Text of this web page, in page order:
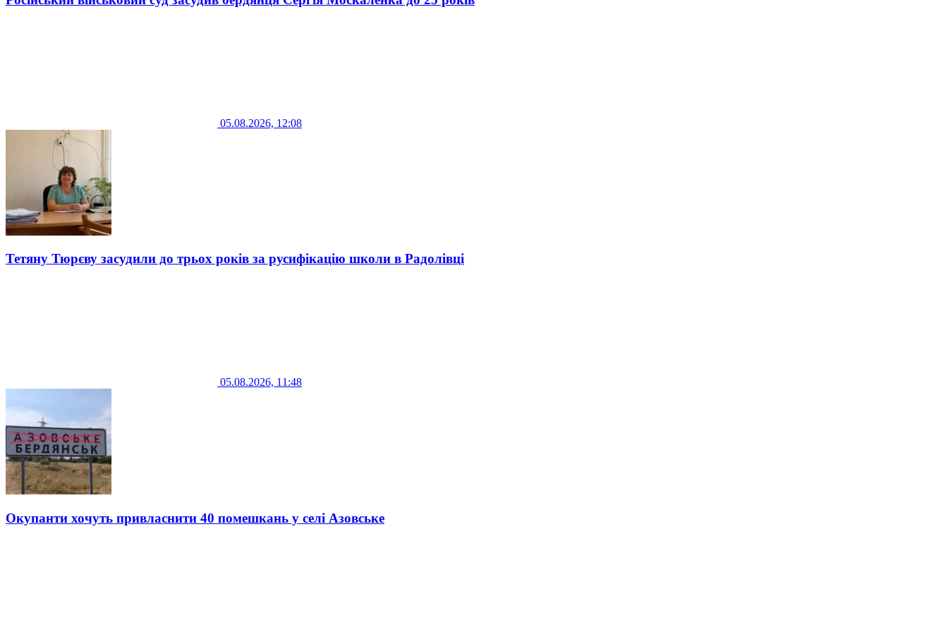
05.08.2026, 12:08
Тетяну Тюрєву засудили до трьох років за русифікацію школи в Радолівці
05.08.2026, 11:48
Окупанти хочуть привласнити 40 помешкань у селі Азовське